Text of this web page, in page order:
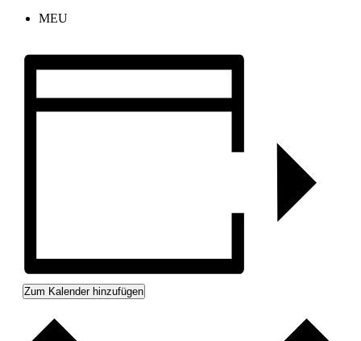
MEU
Zum Kalender hinzufügen